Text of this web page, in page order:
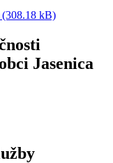
(308.18 kB)
Jasenica